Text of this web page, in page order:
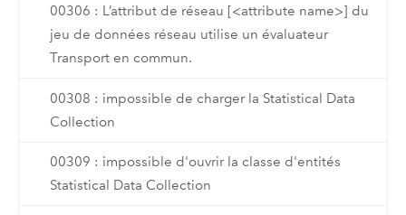
00306 : L’attribut de réseau [<attribute name>] du
jeu de données réseau utilise un évaluateur
Transport en commun.
00308 : impossible de charger la Statistical Data
Collection
00309 : impossible d'ouvrir la classe d'entités
Statistical Data Collection